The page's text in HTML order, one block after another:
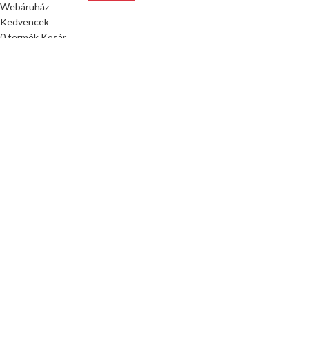
Webáruház
Kedvencek
0termék Kosár